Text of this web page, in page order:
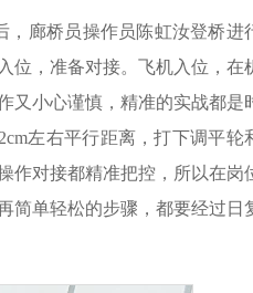
，廊桥员操作员陈虹汝登桥进
位，准备对接。飞机入位，在
又小心谨慎，精准的实战都是
左右平行距离，打下调平轮
作对接都精准把控，所以在岗
简单轻松的步骤，都要经过日